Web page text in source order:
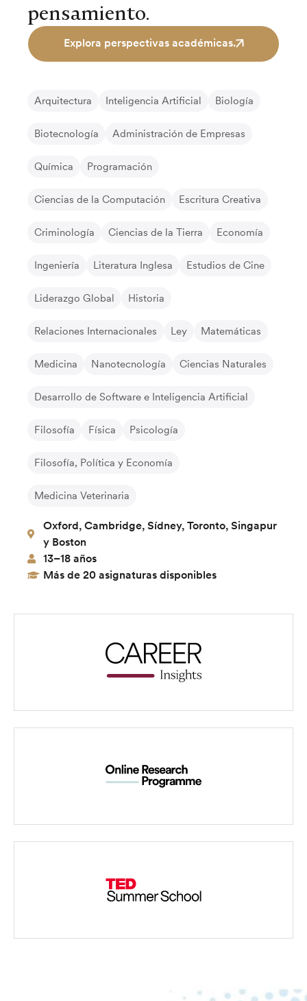
pensamiento.
Explora perspectivas académicas.
Arquitectura Inteligencia Artificial Biología
Biotecnología Administración de Empresas
Química Programación
Ciencias de la Computación Escritura Creativa
Criminología Ciencias de la Tierra Economía
Ingeniería Literatura Inglesa Estudios de Cine
Liderazgo Global Historia
Relaciones Internacionales Ley Matemáticas
Medicina Nanotecnología Ciencias Naturales
Desarrollo de Software e Inteligencia Artificial
Filosofía Física Psicología
Filosofía, Política y Economía
Medicina Veterinaria
Oxford, Cambridge, Sídney, Toronto, Singapur
y Boston
13–18 años
Más de 20 asignaturas disponibles